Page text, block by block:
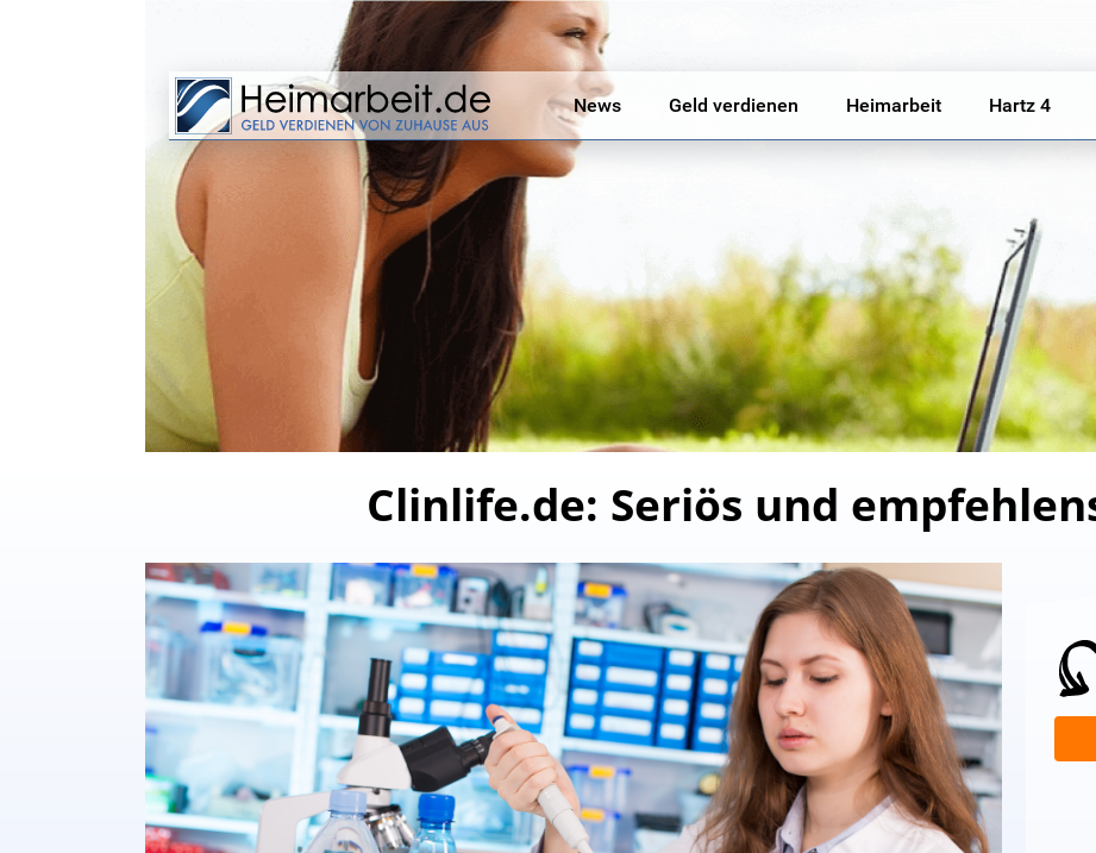
News Geld verdienen Heimarbeit Hartz 4
Clinlife.de: Seriös und